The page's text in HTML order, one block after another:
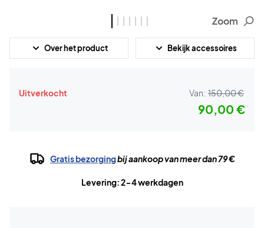
Zoom
Over het product Bekijk accessoires
Uitverkocht Van: 150,00 €
90,00 €
Gratis bezorgingbij aankoop van meer dan 79 €
Levering: 2-4 werkdagen